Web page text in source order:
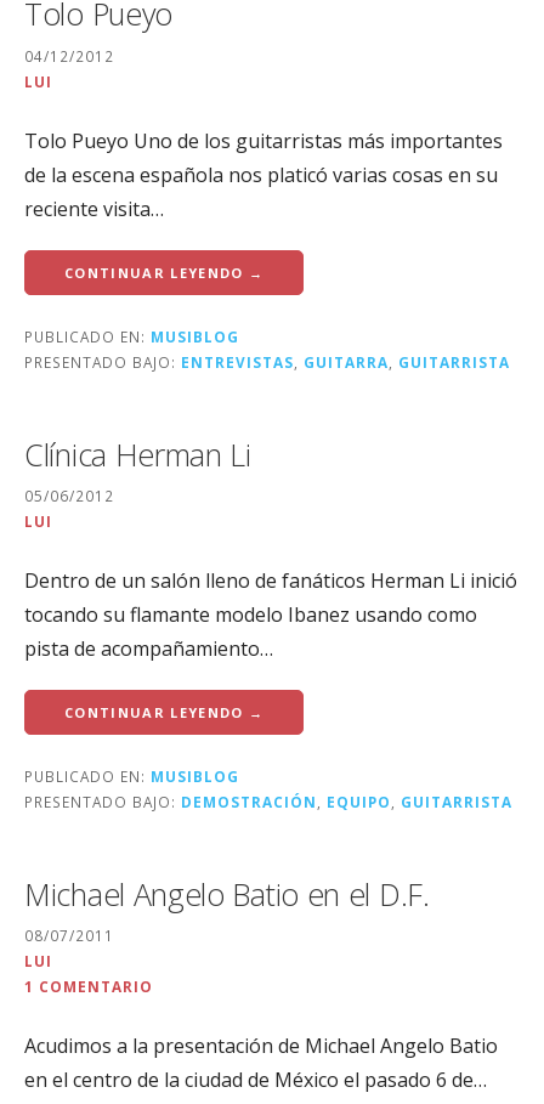
Tolo Pueyo
04/12/2012
LUI
Tolo Pueyo Uno de los guitarristas más importantes
de la escena española nos platicó varias cosas en su
reciente visita…
CONTINUAR LEYENDO →
PUBLICADO EN: MUSIBLOG
PRESENTADO BAJO: ENTREVISTAS GUITARRA GUITARRISTA
Clínica Herman Li
05/06/2012
LUI
Dentro de un salón lleno de fanáticos Herman Li inició
tocando su flamante modelo Ibanez usando como
pista de acompañamiento…
CONTINUAR LEYENDO →
PUBLICADO EN: MUSIBLOG
PRESENTADO BAJO: DEMOSTRACIÓN EQUIPO GUITARRISTA
Michael Angelo Batio en el D.F.
08/07/2011
LUI
1 COMENTARIO
Acudimos a la presentación de Michael Angelo Batio
en el centro de la ciudad de México el pasado 6 de…